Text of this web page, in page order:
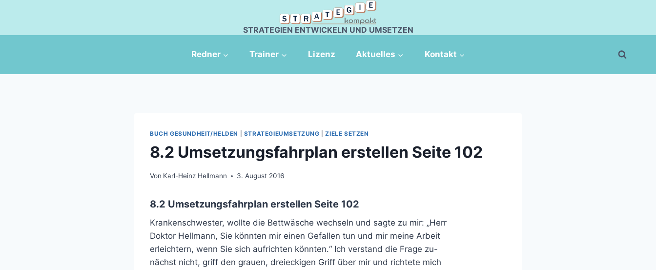
STRATEGIEN ENTWICKELN UND UMSETZEN
Redner Trainer Lizenz Aktuelles Kontakt
BUCH GESUNDHEIT/HELDEN STRATEGIEUMSETZUNG |ZIELE SETZEN
8.2 Umsetzungsfahrplan erstellen Seite 102
Von Karl-Heinz Hellmann 3. August 2016
8.2 Umsetzungsfahrplan erstellen Seite 102
Krankenschwester, wollte die Bettwäsche wechseln und sagte zu mir: „Herr
Doktor Hellmann, Sie könnten mir einen Gefallen tun und mir meine Arbeit
erleichtern, wenn Sie sich aufrichten könnten.“ Ich verstand die Frage zu-
nächst nicht, griff den grauen, dreieckigen Griff über mir und richtete mich